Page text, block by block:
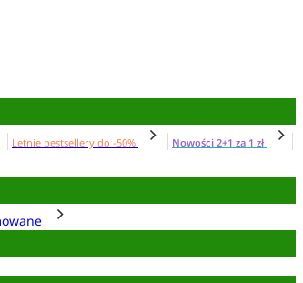
Letnie bestsellery do -50%
Nowości 2+1 za 1 zł